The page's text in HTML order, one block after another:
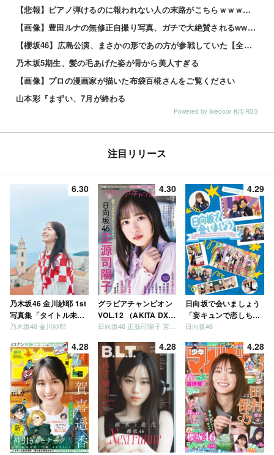
【悲報】ピアノ弾けるのに報われない人の末路がこちらｗｗｗｗｗ 他
【画像】豊田ルナの無修正自撮り写真、ガチで大絶賛されるwww 他
【櫻坂46】広島公演、まさかの形であの方が参戦していた【全国ツアー2026 What’s lonesome?】
乃木坂5期生、髪の毛あげた姿が骨から美人すぎる
【画像】プロの漫画家が描いた布袋百椛さんをご覧ください
山本彩『まずい、7月が終わる
Powered by livedoor 相互RSS
注目リリース
6.30
乃木坂46 金川紗耶 1st
写真集「タイトル未
定」
乃木坂46 金川紗耶
4.30
グラビアチャンピオン
VOL.12 （AKITA DXシ
リーズ）
日向坂46 正源司陽子 宮地すみれ
4.29
日向坂で会いましょう
「妄キュンで恋しちゃ
いましょう」「どっち
う」「ご褒美でロケし
ましょう」「フレンド
リーになりましょう」
「笑って卒業を祝いま
しょう」 [Blu-ray]
日向坂46
4.28 4.28 4.28